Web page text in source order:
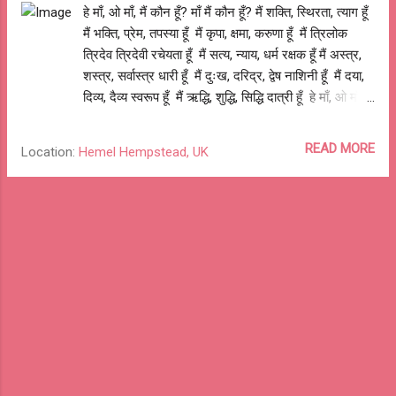
पता नहीं किस बात से उनका ध्यान तुलसीदास जी के दोहे
पर फिर से गया। उन्होंने मुझ से बोला - "तुमको - जाको
प्रभु दारुण दुख देही, ताकी मति पहले हर लेहि - का मतलब
समझ आया?" मैंने कहा - ...
हे माँ, ओ माँ, मैं कौन हूँ? माँ मैं कौन हूँ? मैं शक्ति, स्थिरता, त्याग हूँ
मैं भक्ति, प्रेम, तपस्या हूँ मैं कृपा, क्षमा, करुणा हूँ मैं त्रिलोक
त्रिदेव त्रिदेवी रचेयता हूँ मैं सत्य, न्याय, धर्म रक्षक हूँ मैं अस्त्र,
शस्त्र, सर्वास्त्र धारी हूँ मैं दुःख, दरिद्र, द्वेष नाशिनी हूँ मैं दया,
दिव्य, दैव्य स्वरूप हूँ मैं ऋद्धि, शुद्धि, सिद्धि दात्री हूँ हे माँ, ओ माँ, मैं
उर्मिला भी हूँ हे माँ ब्रह्मचारिणी! मैं तारा, मंदोदरी और द्रौपदी भी हूँ
हे माँ चंद्रघंटा! मैं सावित्रि, राधा और मीरा भी हूँ हे माँ कूष्मांडा! मैं
पद्मावती, दुर्गावती और मणिकर्णिका भी हूँ हे माँ स्कंदमाता! मैं
Location: Hemel Hempstead, UK READ MORE